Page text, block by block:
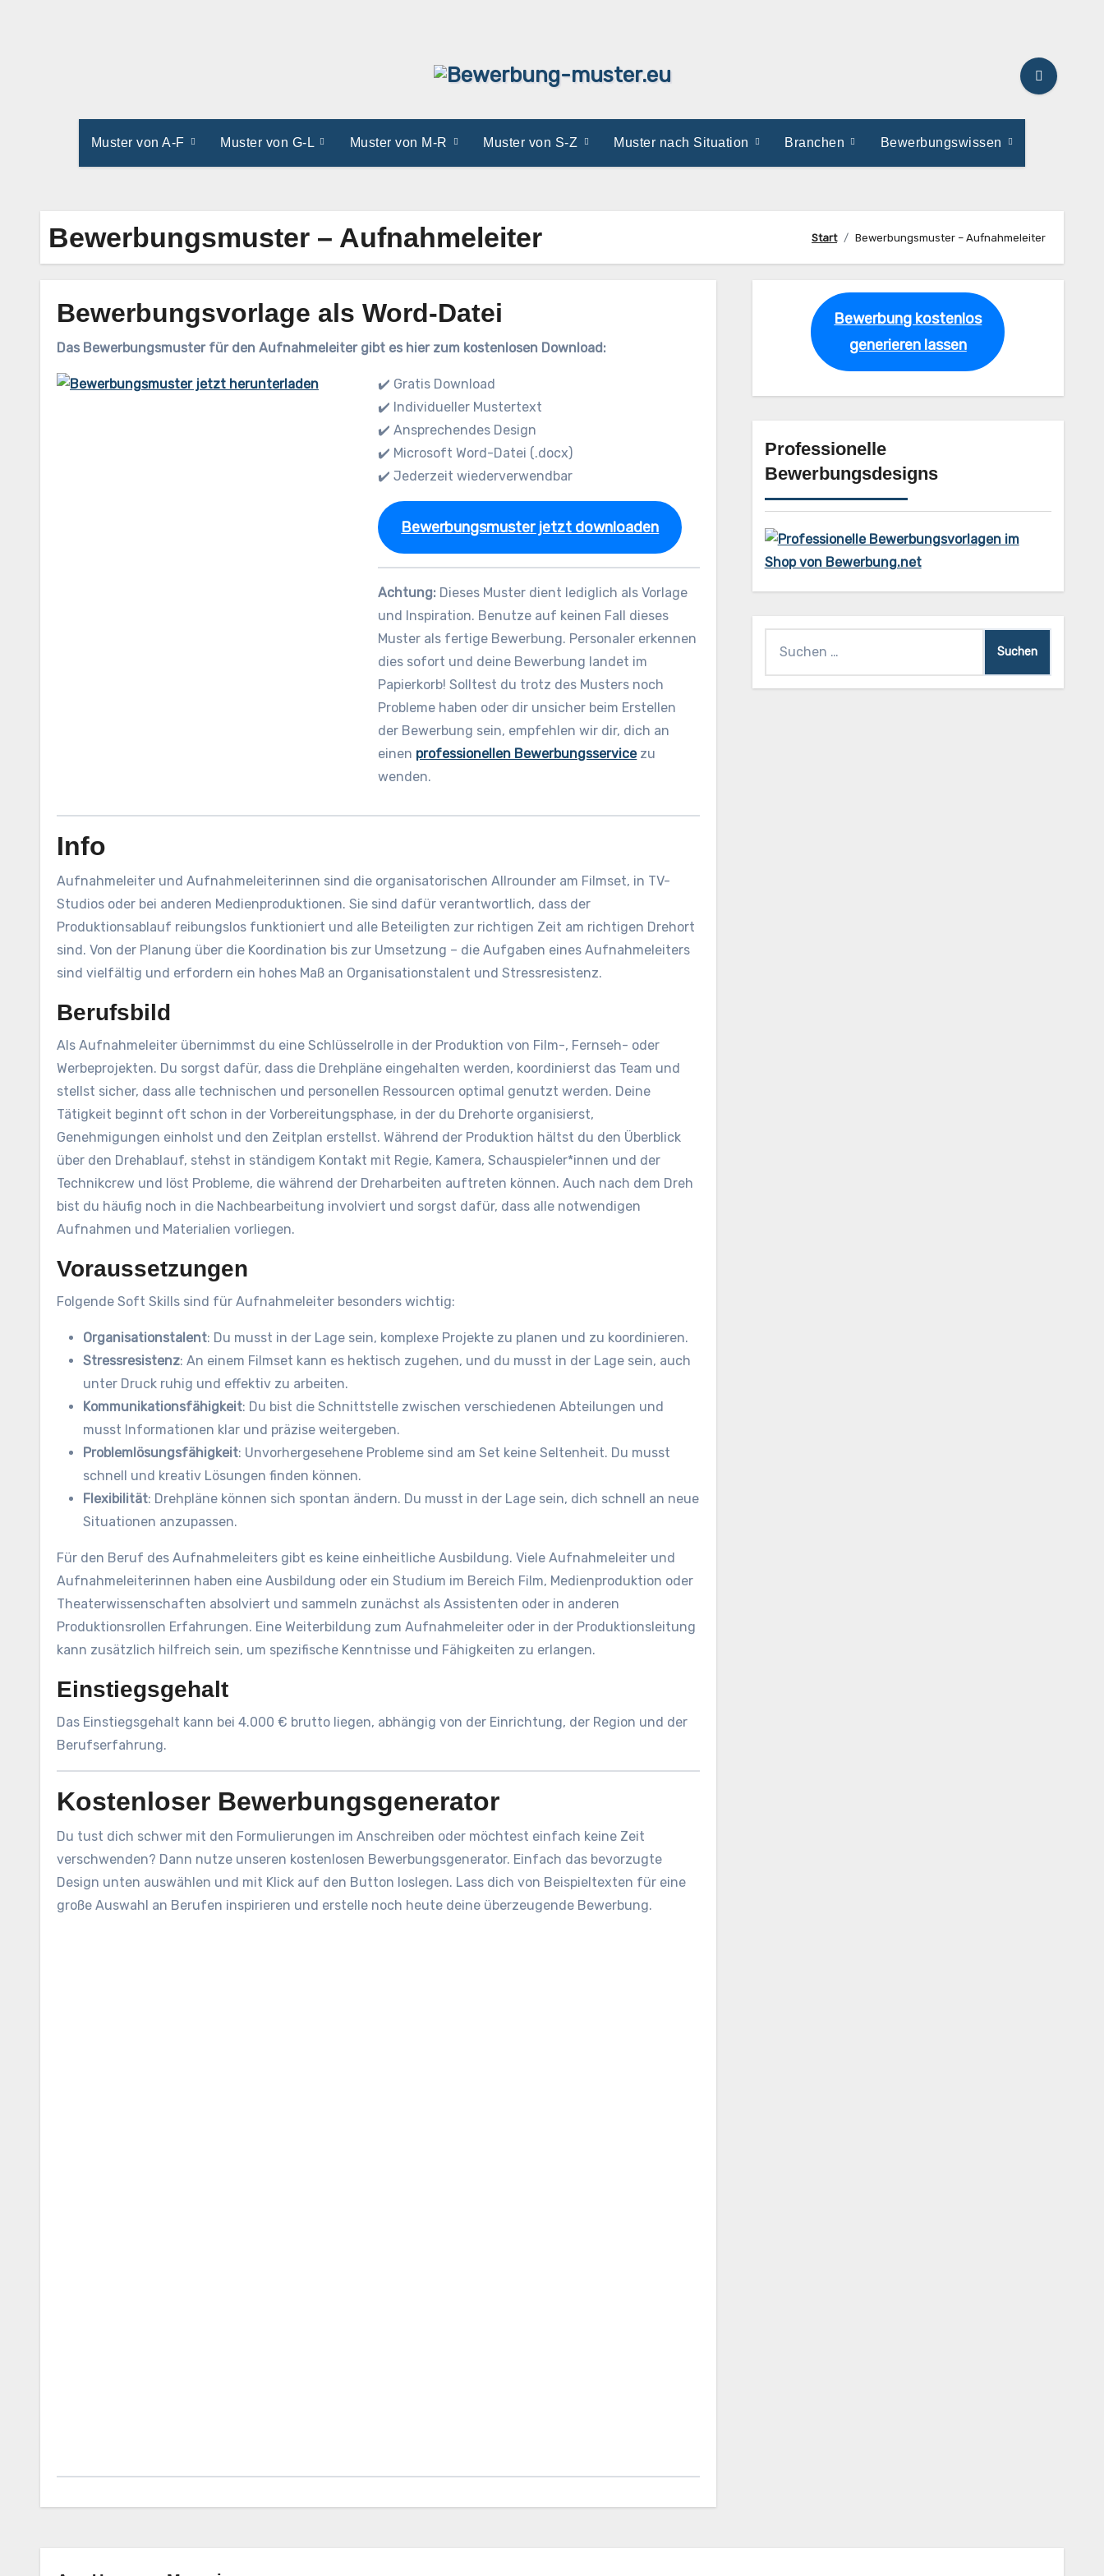
Muster von A-F Muster von G-L Muster von M-R Muster von S-Z Muster nach Situation Branchen Bewerbungswissen
Bewerbungsmuster – Aufnahmeleiter Start Bewerbungsmuster – Aufnahmeleiter
Bewerbungsvorlage als Word-Datei
Das Bewerbungsmuster für den Aufnahmeleiter gibt es hier zum kostenlosen Download:
✔️ Gratis Download
✔️ Individueller Mustertext
✔️ Ansprechendes Design
✔️ Microsoft Word-Datei (.docx)
✔️ Jederzeit wiederverwendbar
Bewerbungsmuster jetzt downloaden
Achtung: Dieses Muster dient lediglich als Vorlage
und Inspiration. Benutze auf keinen Fall dieses
Muster als fertige Bewerbung. Personaler erkennen
dies sofort und deine Bewerbung landet im
Papierkorb! Solltest du trotz des Musters noch
Probleme haben oder dir unsicher beim Erstellen
der Bewerbung sein, empfehlen wir dir, dich an
einen professionellen Bewerbungsservicezu
wenden.
Info
Aufnahmeleiter und Aufnahmeleiterinnen sind die organisatorischen Allrounder am Filmset, in TV-
Studios oder bei anderen Medienproduktionen. Sie sind dafür verantwortlich, dass der
Produktionsablauf reibungslos funktioniert und alle Beteiligten zur richtigen Zeit am richtigen Drehort
sind. Von der Planung über die Koordination bis zur Umsetzung – die Aufgaben eines Aufnahmeleiters
sind vielfältig und erfordern ein hohes Maß an Organisationstalent und Stressresistenz.
Berufsbild
Als Aufnahmeleiter übernimmst du eine Schlüsselrolle in der Produktion von Film-, Fernseh- oder
Werbeprojekten. Du sorgst dafür, dass die Drehpläne eingehalten werden, koordinierst das Team und
stellst sicher, dass alle technischen und personellen Ressourcen optimal genutzt werden. Deine
Tätigkeit beginnt oft schon in der Vorbereitungsphase, in der du Drehorte organisierst,
Genehmigungen einholst und den Zeitplan erstellst. Während der Produktion hältst du den Überblick
über den Drehablauf, stehst in ständigem Kontakt mit Regie, Kamera, Schauspieler*innen und der
Technikcrew und löst Probleme, die während der Dreharbeiten auftreten können. Auch nach dem Dreh
bist du häufig noch in die Nachbearbeitung involviert und sorgst dafür, dass alle notwendigen
Aufnahmen und Materialien vorliegen.
Voraussetzungen
Folgende Soft Skills sind für Aufnahmeleiter besonders wichtig:
Organisationstalent: Du musst in der Lage sein, komplexe Projekte zu planen und zu koordinieren.
Stressresistenz: An einem Filmset kann es hektisch zugehen, und du musst in der Lage sein, auch
unter Druck ruhig und effektiv zu arbeiten.
Kommunikationsfähigkeit: Du bist die Schnittstelle zwischen verschiedenen Abteilungen und
musst Informationen klar und präzise weitergeben.
Problemlösungsfähigkeit: Unvorhergesehene Probleme sind am Set keine Seltenheit. Du musst
schnell und kreativ Lösungen finden können.
Flexibilität: Drehpläne können sich spontan ändern. Du musst in der Lage sein, dich schnell an neue
Situationen anzupassen.
Für den Beruf des Aufnahmeleiters gibt es keine einheitliche Ausbildung. Viele Aufnahmeleiter und
Aufnahmeleiterinnen haben eine Ausbildung oder ein Studium im Bereich Film, Medienproduktion oder
Theaterwissenschaften absolviert und sammeln zunächst als Assistenten oder in anderen
Produktionsrollen Erfahrungen. Eine Weiterbildung zum Aufnahmeleiter oder in der Produktionsleitung
kann zusätzlich hilfreich sein, um spezifische Kenntnisse und Fähigkeiten zu erlangen.
Einstiegsgehalt
Das Einstiegsgehalt kann bei 4.000 € brutto liegen, abhängig von der Einrichtung, der Region und der
Berufserfahrung.
Kostenloser Bewerbungsgenerator
Du tust dich schwer mit den Formulierungen im Anschreiben oder möchtest einfach keine Zeit
verschwenden? Dann nutze unseren kostenlosen Bewerbungsgenerator. Einfach das bevorzugte
Design unten auswählen und mit Klick auf den Button loslegen. Lass dich von Beispieltexten für eine
große Auswahl an Berufen inspirieren und erstelle noch heute deine überzeugende Bewerbung.
Bewerbung kostenlos
generieren lassen
Professionelle
Bewerbungsdesigns
nach: